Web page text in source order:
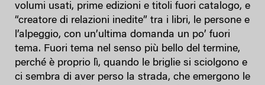
volumi usati, prime edizioni e titoli fuori catalogo, e
“creatore di relazioni inedite” tra i libri, le persone e
l’alpeggio, con un’ultima domanda un po’ fuori
tema. Fuori tema nel senso più bello del termine,
perché è proprio lì, quando le briglie si sciolgono e
ci sembra di aver perso la strada, che emergono le